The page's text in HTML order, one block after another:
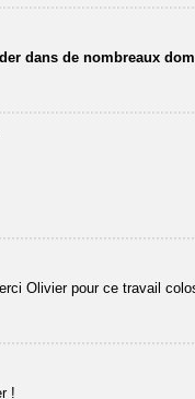
dans de nombreaux
Olivier pour ce travail
!